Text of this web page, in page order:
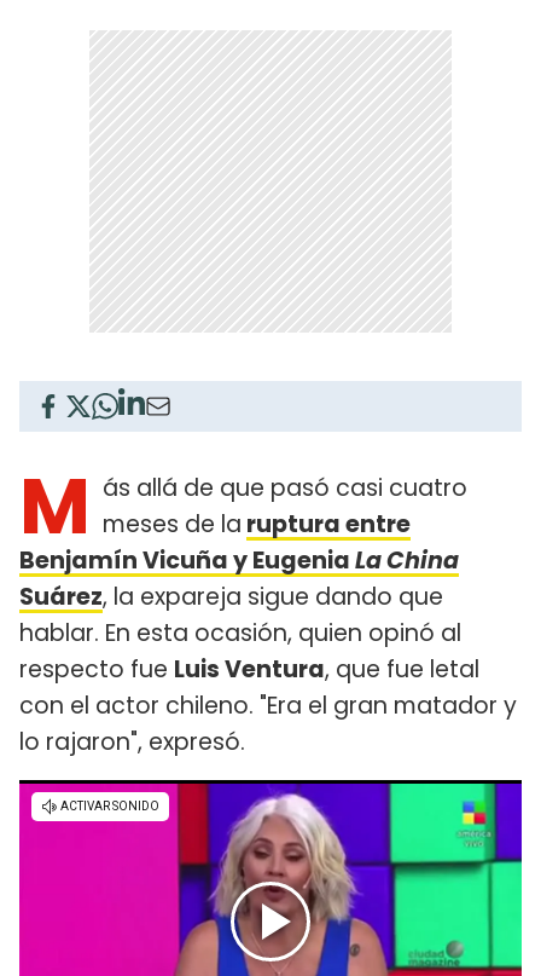
M ás allá de que pasó casi cuatro
meses de la ruptura entre
Benjamín Vicuña y EugeniaLa China
Suárez, la expareja sigue dando que
hablar. En esta ocasión, quien opinó al
respecto fue Luis Ventura, que fue letal
con el actor chileno. "Era el gran matador y
lo rajaron", expresó.